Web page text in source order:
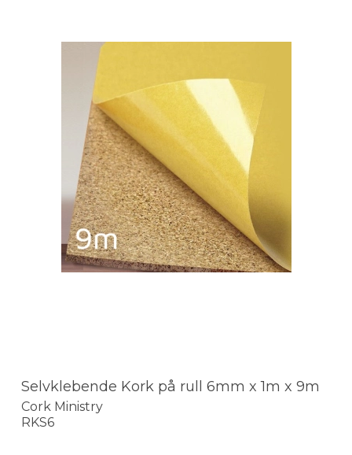
Selvklebende Kork på rull 6mm x 1m x 9m
Cork Ministry
RKS6